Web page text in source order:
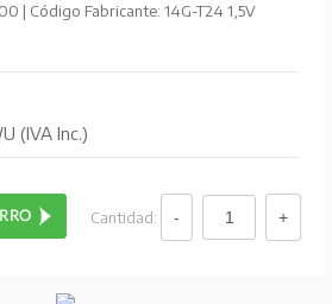
| Código Fabricante: 14G-T24 1,5V
(IVA Inc.)
Cantidad: